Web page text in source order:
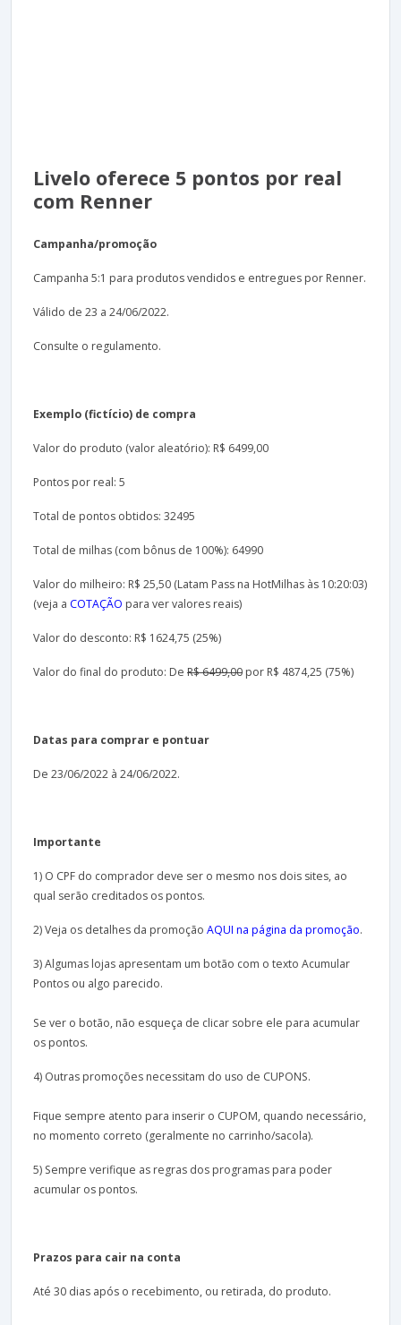
Livelo oferece 5 pontos por real
com Renner
Campanha/promoção
Campanha 5:1 para produtos vendidos e entregues por Renner.
Válido de 23 a 24/06/2022.
Consulte o regulamento.
Exemplo (fictício) de compra
Valor do produto (valor aleatório): R$ 6499,00
Pontos por real: 5
Total de pontos obtidos: 32495
Total de milhas (com bônus de 100%): 64990
Valor do milheiro: R$ 25,50 (Latam Pass na HotMilhas às 10:20:03)
(veja a COTAÇÃO para ver valores reais)
Valor do desconto: R$ 1624,75 (25%)
Valor do final do produto: De R$ 6499,00 por R$ 4874,25 (75%)
Datas para comprar e pontuar
De 23/06/2022 à 24/06/2022.
Importante
1) O CPF do comprador deve ser o mesmo nos dois sites, ao
qual serão creditados os pontos.
2) Veja os detalhes da promoção AQUI na página da promoção.
3) Algumas lojas apresentam um botão com o texto Acumular
Pontos ou algo parecido.
Se ver o botão, não esqueça de clicar sobre ele para acumular
os pontos.
4) Outras promoções necessitam do uso de CUPONS.
Fique sempre atento para inserir o CUPOM, quando necessário,
no momento correto (geralmente no carrinho/sacola).
5) Sempre verifique as regras dos programas para poder
acumular os pontos.
Prazos para cair na conta
Até 30 dias após o recebimento, ou retirada, do produto.